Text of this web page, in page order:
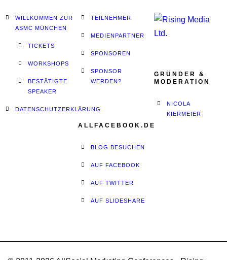
WILLKOMMEN ZUR
ASMC MÜNCHEN
TICKETS
WORKSHOPS
BESTÄTIGTE
SPEAKER
DATENSCHUTZERKLÄRUNG
TEILNEHMER
MEDIENPARTNER
SPONSOREN
SPONSOR
WERDEN?
ALLFACEBOOK.DE
BLOG BESUCHEN
AUF FACEBOOK
AUF TWITTER
AUF SLIDESHARE
GRÜNDER &
MODERATION
NICOLA
KIERMEIER